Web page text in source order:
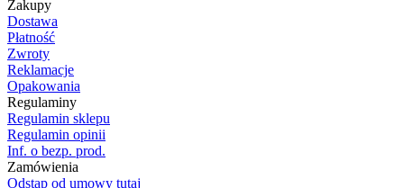
Zakupy
Dostawa
Płatność
Zwroty
Reklamacje
Opakowania
Regulaminy
Regulamin sklepu
Regulamin opinii
Inf. o bezp. prod.
Zamówienia
Odstąp od umowy tutaj